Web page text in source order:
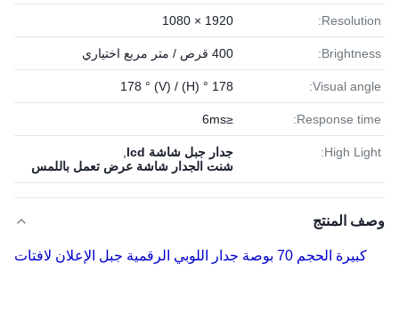
Resolution:
1920 × 1080
Brightness: 400 قرص / متر مربع اختياري
Visual angle:
178 ° (H) / 178 ° (V)
Response time:
≤6ms
High Light: جدار جبل شاشة lcd
شنت الجدار شاشة عرض تعمل باللمس
وصف المنتج
كبيرة الحجم 70 بوصة جدار اللوبي الرقمية جبل الإعلان لافتات